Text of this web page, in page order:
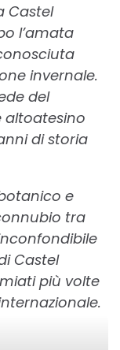
Castel
l’amata
invernale.
del
altoatesino
di storia
e
tra
Castel
più volte